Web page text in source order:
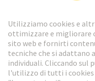
Vai al registrazione